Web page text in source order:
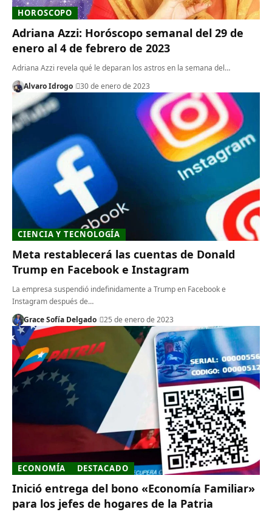
HOROSCOPO
Adriana Azzi: Horóscopo semanal del 29 de
enero al 4 de febrero de 2023
Adriana Azzi revela qué le deparan los astros en la semana del…
Alvaro Idrogo
30 de enero de 2023
CIENCIA Y TECNOLOGÍA
Meta restablecerá las cuentas de Donald
Trump en Facebook e Instagram
La empresa suspendió indefinidamente a Trump en Facebook e
Instagram después de…
Grace Sofía Delgado
25 de enero de 2023
ECONOMÍA DESTACADO
Inició entrega del bono «Economía Familiar»
para los jefes de hogares de la Patria